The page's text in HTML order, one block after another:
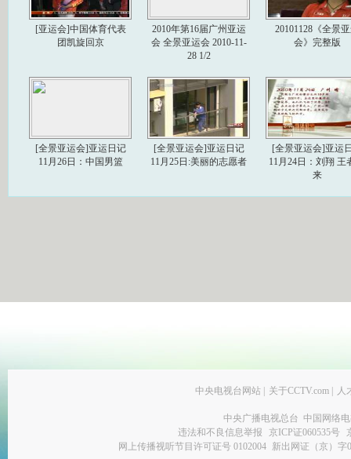
[亚运会]中国体育代表
团凯旋回京
2010年第16届广州亚运
会 全景亚运会 2010-11-
28 1/2
20101128《全景
会》完整版
[全景亚运会]亚运日记
11月26日：中国男篮
[全景亚运会]亚运日记
11月25日:美丽的志愿者
[全景亚运会]亚运
11月24日：刘翔 王
来
中央电视台网站 | 关于CCTV.com | 人
中央广播电视总台 中国网络
违法和不良信息举报
京ICP证060535号
网上传播视听节目许可证号 0102004 新出网证（京）